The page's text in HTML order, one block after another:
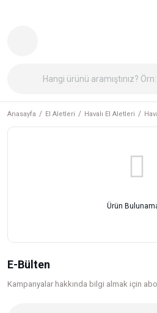
Anasayfa El Aletleri Havalı El Aletleri
Ürün
E-Bülten
Kampanyalar hakkında bilgi almak için